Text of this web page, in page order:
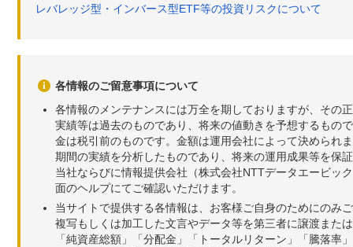
レバレッジ型・インバース型ETF等の投資リスクについて
各情報のご留意事項について
各情報のメンテナンスには万全を期しておりますが、その
実績等は過去のものであり、将来の値動きを予想するもの
金は税引前のものです。金額は運用会社によって決められ
期間の実績を分析したものであり、将来の運用成果等を保
当社ならびに情報提供会社（株式会社NTTデータエービッ
面のヘルプにてご確認いただけます。
当サイトで提供する各情報は、お客様ご自身のためにのみ
複写もしくは加工した文言やデータ等を第三者に譲渡また
「純資産総額」「分配金」「トータルリターン」「騰落